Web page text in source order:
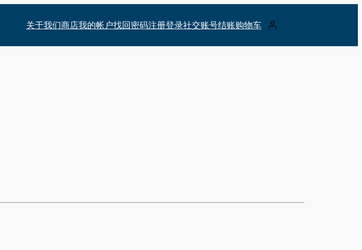
关于我们商店我的帐户找回密码注册登录社交账号结账购物车